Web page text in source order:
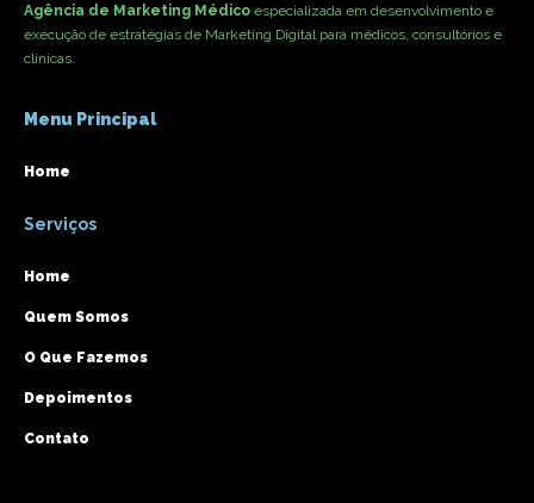
Agência de Marketing Médico especializada em desenvolvimento e
execução de estratégias de Marketing Digital para médicos, consultórios e
clínicas.
Menu Principal
Home
Serviços
Home
Quem Somos
O Que Fazemos
Depoimentos
Contato